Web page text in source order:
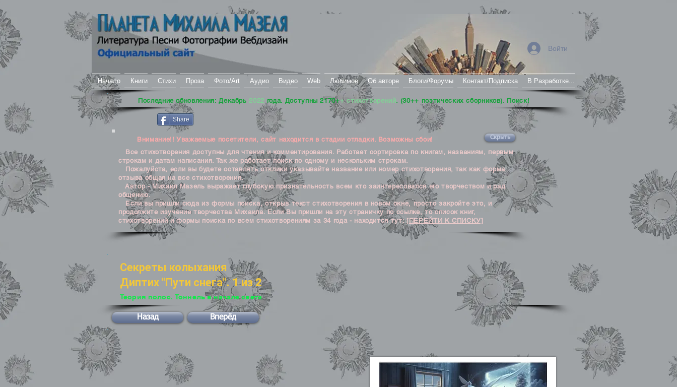
Начало Книги Стихи Проза Фото/Art Аудио Видео Web Любимое Об авторе Блоги/Форумы Контакт/Подписка В Разработке...
Войти
Последние обновления: Декабрь 2022 года. Доступны 2170++ стихотворений. (30++ поэтических сборников). Поиск!
Share
Внимание!! Уважаемые посетители, сайт находится в стадии отладки. Возможны сбои! Скрыть
Все стихотворения доступны для чтения и комментирования. Работает сортировка по книгам, названиям, первым
строкам и датам написания. Так же работает поиск по одному и нескольким строкам.
Пожалуйста, если вы будете оставлять отклики указывайте название или номер стихотворения, так как форма
отзыва общая на все стихотворения.
Автор - Михаил Мазель выражает глубокую признательность всем кто заинтересовался его творчеством и рад
общению.
Если вы пришли сюда из формы поиска, открыв текст стихотворения в новом окне, просто закройте это, и
продолжите изучение творчества Михаила. Если Вы пришли на эту страничку по ссылке, то список книг,
стихотворений и формы поиска по всем стихотворениям за 34 года - находится тут:[ПЕРЕЙТИ К СПИСКУ]
Секреты колыхания
Диптих "Пути снега". 1 из 2
Теория полос. Тоннель в начале света
Назад Вперёд